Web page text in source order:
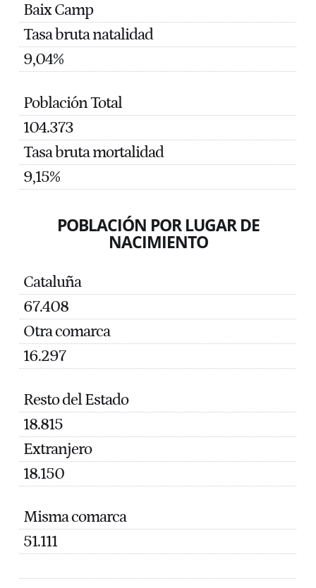
Baix Camp
Tasa bruta natalidad
9,04%
Población Total
104.373
Tasa bruta mortalidad
9,15%
POBLACIÓN POR LUGAR DE
NACIMIENTO
Cataluña
67.408
Otra comarca
16.297
Resto del Estado
18.815
Extranjero
18.150
Misma comarca
51.111